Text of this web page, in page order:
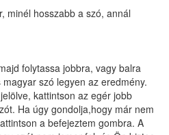
minél hosszabb a szó, annál
folytassa jobbra, vagy balra
szó legyen az eredmény.
kattintson az egér jobb
Ha úgy gondolja,hogy már nem
a befejeztem gombra. A